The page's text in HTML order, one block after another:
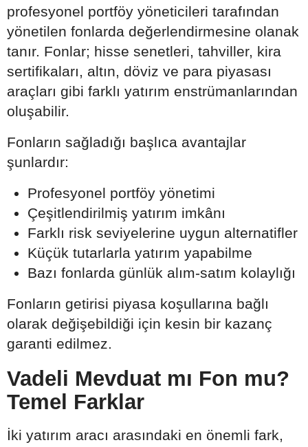
profesyonel portföy yöneticileri tarafından
yönetilen fonlarda değerlendirmesine olanak
tanır. Fonlar; hisse senetleri, tahviller, kira
sertifikaları, altın, döviz ve para piyasası
araçları gibi farklı yatırım enstrümanlarından
oluşabilir.
Fonların sağladığı başlıca avantajlar
şunlardır:
Profesyonel portföy yönetimi
Çeşitlendirilmiş yatırım imkânı
Farklı risk seviyelerine uygun alternatifler
Küçük tutarlarla yatırım yapabilme
Bazı fonlarda günlük alım-satım kolaylığı
Fonların getirisi piyasa koşullarına bağlı
olarak değişebildiği için kesin bir kazanç
garanti edilmez.
Vadeli Mevduat mı Fon mu?
Temel Farklar
İki yatırım aracı arasındaki en önemli fark,